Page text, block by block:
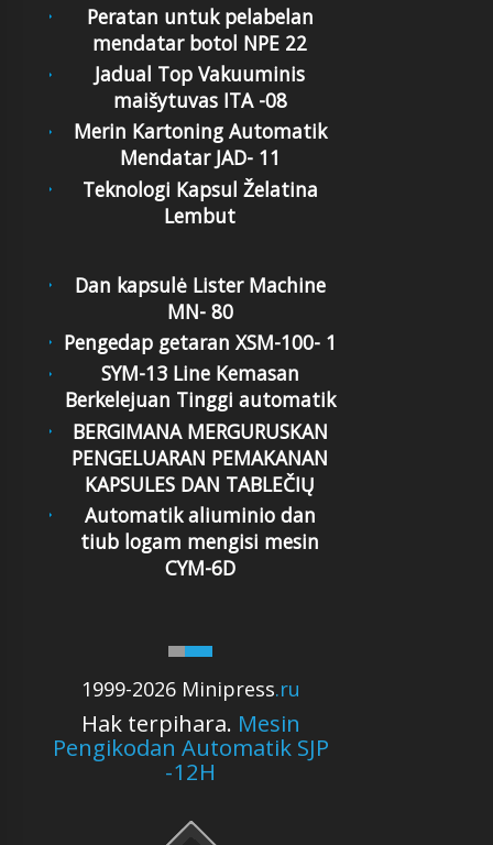
Peratan untuk pelabelan
mendatar botol NPE 22
Jadual Top Vakuuminis
maišytuvas ITA -08
Merin Kartoning Automatik
Mendatar JAD- 11
Teknologi Kapsul Želatina
Lembut
1999-2026 Minipress.ru
Hak terpihara. Mesin
Pengikodan Automatik SJP
-12H
Dan kapsulė Lister Machine
MN- 80
Pengedap getaran XSM-100- 1
SYM-13 Line Kemasan
Berkelejuan Tinggi automatik
BERGIMANA MERGURUSKAN
PENGELUARAN PEMAKANAN
KAPSULES DAN TABLEČIŲ
Automatik aliuminio dan
tiub logam mengisi mesin
CYM-6D